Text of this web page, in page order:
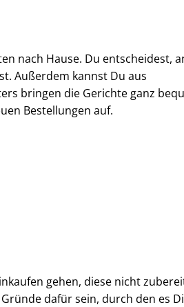
nach Hause. Du entscheidest,
Außerdem kannst Du aus
bringen die Gerichte ganz
Bestellungen auf.
gehen, diese nicht
dafür sein, durch den es